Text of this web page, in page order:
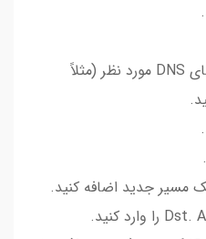
در قسمت “Servers”، آدرس‌های DNS مورد نظر (مثلاً
مسیر جدید اضافه کنید.